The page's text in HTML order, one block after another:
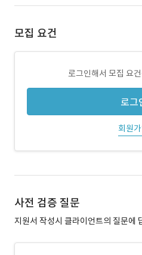
모집 요건
로그인해서 모집 요
로그
회원
사전 검증 질문
지원서 작성시 클라이언트의 질문에